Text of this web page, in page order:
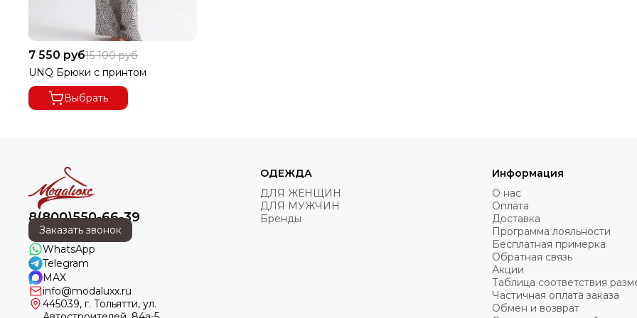
7 550 руб15 100 руб
UNQ Брюки с принтом
Выбрать
8(800)550-66-39
Заказать звонок
WhatsApp
Telegram
MAX
info@modaluxx.ru
445039, г. Тольятти, ул.
ОДЕЖДА
ДЛЯ ЖЕНЩИН
ДЛЯ МУЖЧИН
Бренды
Информация
О нас
Оплата
Доставка
Программа лояльности
Бесплатная примерка
Обратная связь
Акции
Таблица соответствия
Частичная оплата заказа
Обмен и возврат